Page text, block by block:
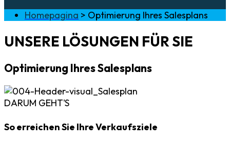
Homepagina > Optimierung Ihres Salesplans
UNSERE LÖSUNGEN FÜR SIE
Optimierung Ihres Salesplans
DARUM GEHT'S
So erreichen Sie Ihre Verkaufsziele